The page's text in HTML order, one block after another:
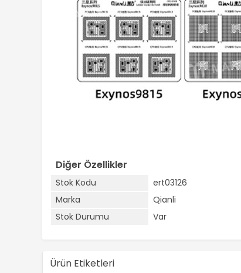
Diğer Özellikler
Stok Kodu
ert03126
Marka
Qianli
Stok Durumu
Var
Ürün Etiketleri